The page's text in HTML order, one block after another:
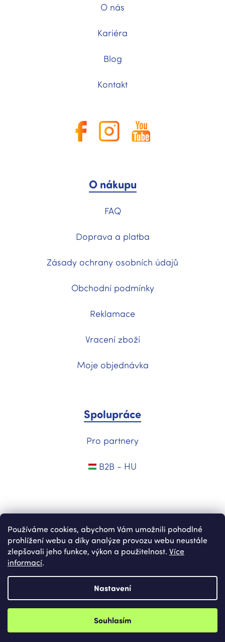
Používáme cookies, abychom Vám umožnili pohodlné
prohlížení webu a díky analýze provozu webu neustále
zlepšovali jeho funkce, výkon a použitelnost. Více
informací.
Nastavení
Souhlasím
O nás
Kariéra
Blog
Kontakt
O nákupu
FAQ
Doprava a platba
Zásady ochrany osobních údajů
Obchodní podmínky
Reklamace
Vracení zboží
Moje objednávka
Spolupráce
Pro partnery
B2B - HU
nastavení cookies